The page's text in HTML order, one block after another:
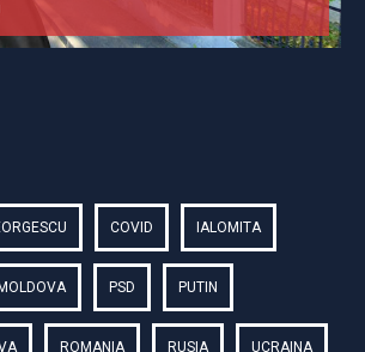
COVID IALOMITA
MOLDOVA PSD PUTIN
ROMANIA RUSIA UCRAINA